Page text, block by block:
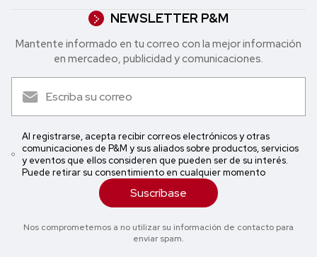
NEWSLETTER P&M
Mantente informado en tu correo con la mejor in formación
en mercadeo, publicidad y comunicaciones.
Al registrarse, acepta recibir correos electrónicos y otras
comunicaciones de P&M y sus aliados sobre productos, servicios
y eventos que ellos consideren que pueden ser de su interés.
Puede retirar su consentimiento en cualquier momento
Suscríbase
Nos comprometemos a no utilizar su información de contacto para
enviar spam.